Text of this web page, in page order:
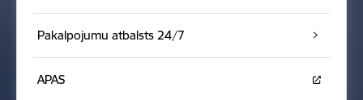
Pakalpojumu atbalsts 24/7
APAS